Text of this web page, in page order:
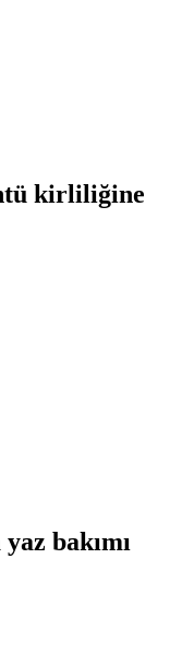
kirliliğine
bakımı